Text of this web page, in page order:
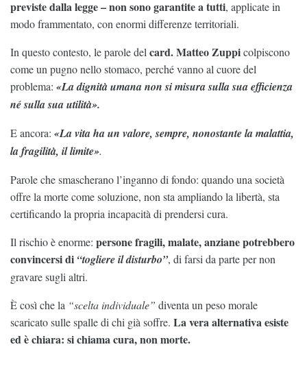
previste dalla legge – non sono garantite a tutti, applicate in
modo frammentato, con enormi differenze territoriali.
In questo contesto, le parole del card. Matteo Zuppicolpiscono
come un pugno nello stomaco, perché vanno al cuore del
problema: «La dignità umana non si misura sulla sua efficienza
né sulla sua utilità».
E ancora: «La vita ha un valore, sempre, nonostante la malattia,
la fragilità, il limite».
Parole che smascherano l’inganno di fondo: quando una società
offre la morte come soluzione, non sta ampliando la libertà, sta
certificando la propria incapacità di prendersi cura.
Il rischio è enorme: persone fragili, malate, anziane potrebbero
convincersi di “togliere il disturbo”, di farsi da parte per non
gravare sugli altri.
È così che la “scelta individuale” diventa un peso morale
scaricato sulle spalle di chi già soffre. La vera alternativa esiste
ed è chiara: si chiama cura, non morte.